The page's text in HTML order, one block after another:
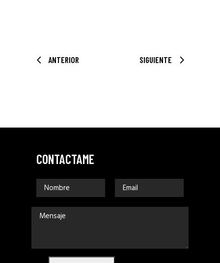
ANTERIOR SIGUIENTE
CONTACTAME